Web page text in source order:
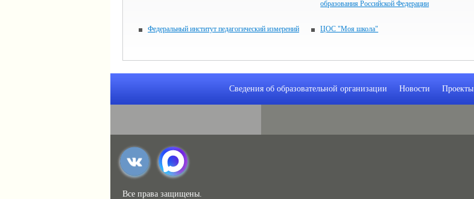
образования Российской Федерации
Федеральный институт педагогический измерений ЦОС "Моя школа"
Сведения об образовательной организации Новости Проекты
Все права защищены.